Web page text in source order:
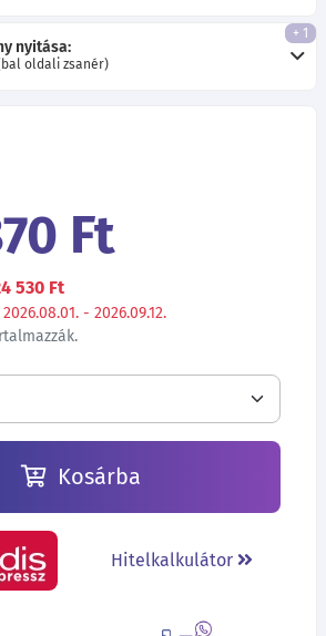
nyitása:
oldali zsanér)
+ 1
Ft
530 Ft
- 2026.09.12.
Kosárba
Hitelkalkulátor